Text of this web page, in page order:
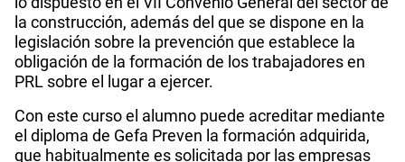
la construcción, además del que se dispone en la
legislación sobre la prevención que establece la
obligación de la formación de los trabajadores en
PRL sobre el lugar a ejercer.
Con este curso el alumno puede acreditar mediante
el diploma de Gefa Preven la formación adquirida,
que habitualmente es solicitada por las empresas